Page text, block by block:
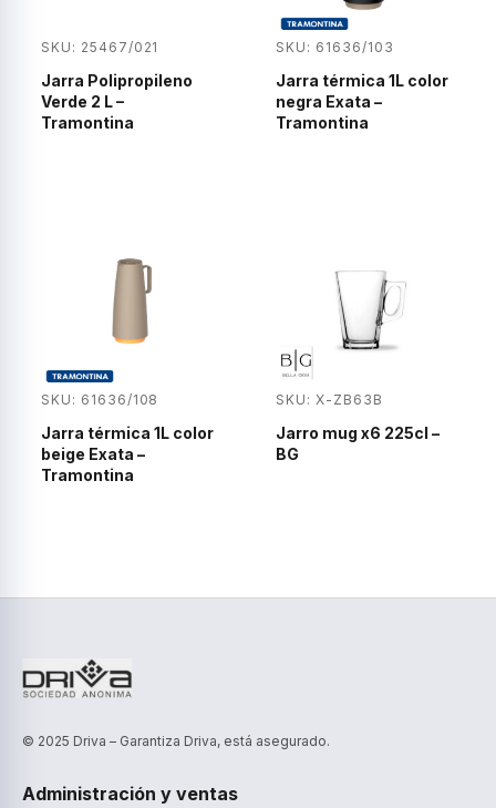
SKU: 25467/021
Jarra Polipropileno
Verde 2 L –
Tramontina
SKU: 61636/103
Jarra térmica 1L color
negra Exata –
Tramontina
SKU: 61636/108
Jarra térmica 1L color
beige Exata –
Tramontina
SKU: X-ZB63B
Jarro mug x6 225cl –
BG
© 2025 Driva – Garantiza Driva, está asegurado.
Administración y ventas